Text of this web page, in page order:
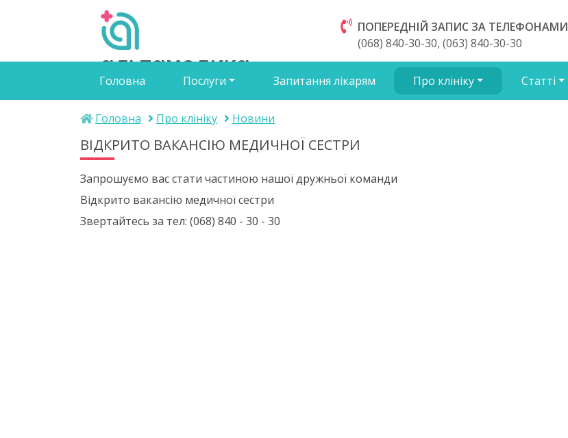
альтамедика
медичний центр
ПОПЕРЕДНІЙ ЗАПИС ЗА ТЕЛЕФОНАМИ
(068) 840-30-30, (063) 840-30-30
Головна Послуги Запитання лікарям Про клініку Статті
Головна Про клініку Новини
ВІДКРИТО ВАКАНСІЮ МЕДИЧНОЇ СЕСТРИ
Запрошуємо вас стати частиною нашої дружньої команди
Відкрито вакансію медичної сестри
Звертайтесь за тел: (068) 840 - 30 - 30